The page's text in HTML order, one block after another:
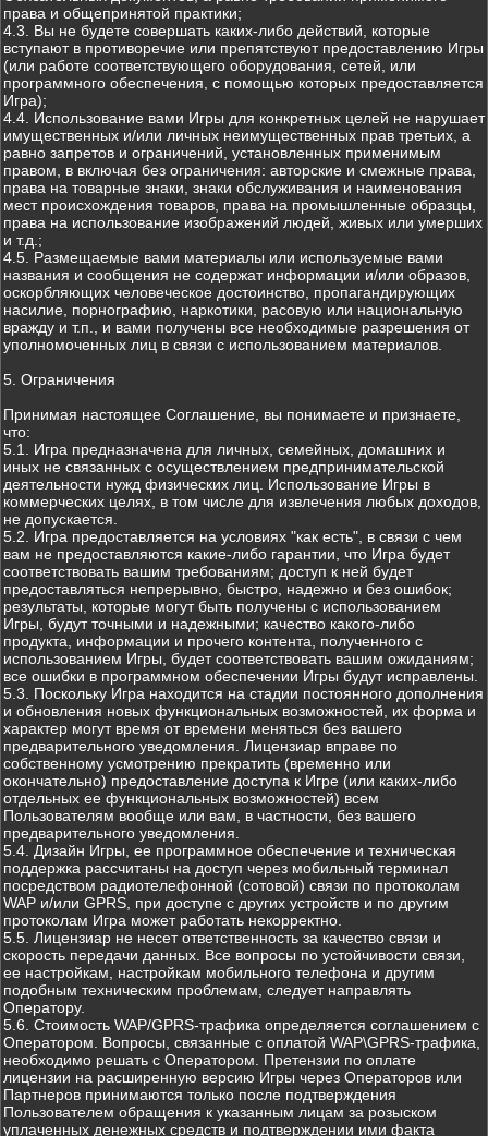
права и общепринятой практики;
4.3. Вы не будете совершать каких-либо действий, которые
вступают в противоречие или препятствуют предоставлению Игры
(или работе соответствующего оборудования, сетей, или
программного обеспечения, с помощью которых предоставляется
Игра);
4.4. Использование вами Игры для конкретных целей не нарушает
имущественных и/или личных неимущественных прав третьих, а
равно запретов и ограничений, установленных применимым
правом, в включая без ограничения: авторские и смежные права,
права на товарные знаки, знаки обслуживания и наименования
мест происхождения товаров, права на промышленные образцы,
права на использование изображений людей, живых или умерших
и т.д.;
4.5. Размещаемые вами материалы или используемые вами
названия и сообщения не содержат информации и/или образов,
оскорбляющих человеческое достоинство, пропагандирующих
насилие, порнографию, наркотики, расовую или национальную
вражду и т.п., и вами получены все необходимые разрешения от
уполномоченных лиц в связи с использованием материалов.
5. Ограничения
Принимая настоящее Соглашение, вы понимаете и признаете,
что:
5.1. Игра предназначена для личных, семейных, домашних и
иных не связанных с осуществлением предпринимательской
деятельности нужд физических лиц. Использование Игры в
коммерческих целях, в том числе для извлечения любых доходов,
не допускается.
5.2. Игра предоставляется на условиях "как есть", в связи с чем
вам не предоставляются какие-либо гарантии, что Игра будет
соответствовать вашим требованиям; доступ к ней будет
предоставляться непрерывно, быстро, надежно и без ошибок;
результаты, которые могут быть получены с использованием
Игры, будут точными и надежными; качество какого-либо
продукта, информации и прочего контента, полученного с
использованием Игры, будет соответствовать вашим ожиданиям;
все ошибки в программном обеспечении Игры будут исправлены.
5.3. Поскольку Игра находится на стадии постоянного дополнения
и обновления новых функциональных возможностей, их форма и
характер могут время от времени меняться без вашего
предварительного уведомления. Лицензиар вправе по
собственному усмотрению прекратить (временно или
окончательно) предоставление доступа к Игре (или каких-либо
отдельных ее функциональных возможностей) всем
Пользователям вообще или вам, в частности, без вашего
предварительного уведомления.
5.4. Дизайн Игры, ее программное обеспечение и техническая
поддержка рассчитаны на доступ через мобильный терминал
посредством радиотелефонной (сотовой) связи по протоколам
WAP и/или GPRS, при доступе с других устройств и по другим
протоколам Игра может работать некорректно.
5.5. Лицензиар не несет ответственность за качество связи и
скорость передачи данных. Все вопросы по устойчивости связи,
ее настройкам, настройкам мобильного телефона и другим
подобным техническим проблемам, следует направлять
Оператору.
5.6. Стоимость WAP/GPRS-трафика определяется соглашением с
Оператором. Вопросы, связанные с оплатой WAP\GPRS-трафика,
необходимо решать с Оператором. Претензии по оплате
лицензии на расширенную версию Игры через Операторов или
Партнеров принимаются только после подтверждения
Пользователем обращения к указанным лицам за розыском
уплаченных денежных средств и подтверждении ими факта